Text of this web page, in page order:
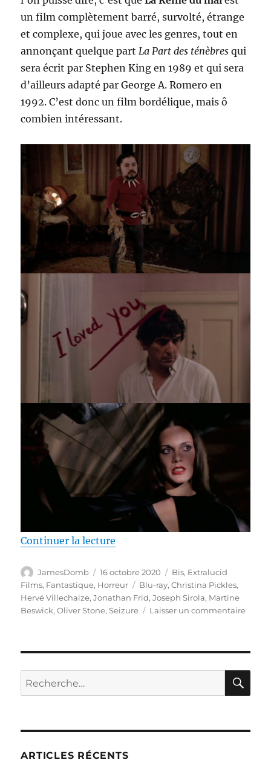
un film complètement barré, survolté, étrange
et complexe, qui joue avec les genres, tout en
annonçant quelque partLa Part des ténèbres qui
sera écrit par Stephen King en 1989 et qui sera
d’ailleurs adapté par George A. Romero en
1992. C’est donc un film bordélique, mais ô
combien intéressant.
Continuer la lecture
Auteur
JamesDomb
Publié
le
16 octobre 2020 Catégories
Bis, Extralucid
Films, Fantastique, Horreur Étiquettes
Blu-ray,Christina Pickles,
Hervé Villechaize,Jonathan Frid,Joseph Sirola, Martine
Beswick,Oliver Stone,Seizure Laisser un commentairesur
La
du
Recherche
pour :
ARTICLES RÉCENTS